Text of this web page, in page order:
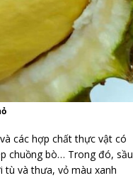
các hợp chất thực vật có
chuồng bò… Trong đó, sầu
tù và thưa, vỏ màu xanh